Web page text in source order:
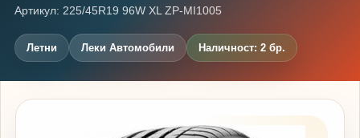
Артикул: 225/45R19 96W XL ZP-MI1005
Летни Леки Автомобили Наличност: 2 бр.